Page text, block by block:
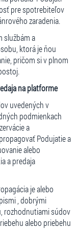
pre spotrebiteľov
zaradenia.
službám a
ktorá je ňou
pričom si v plnom
na platforme
uvedených v
podmienkach
a
Podujatie a
alebo
a predaja
je alebo
, dobrými
rozhodnutiami súdov
alebo priebehu